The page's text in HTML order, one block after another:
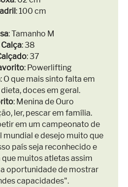
: 100 cm
: Tamanho M
Calça: 38
: 37
: Powerlifting
: O que mais sinto falta em
doces em geral.
: Menina de Ouro
ler, pescar em família.
em um campeonato de
e desejo muito que
país seja reconhecido e
muitos atletas assim
oportunidade de mostrar
capacidades".